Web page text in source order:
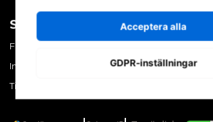
SOCIALA MEDIER
Facebook
Instagram
TikTok
MITT
Acceptera alla
GDPR-inställningar